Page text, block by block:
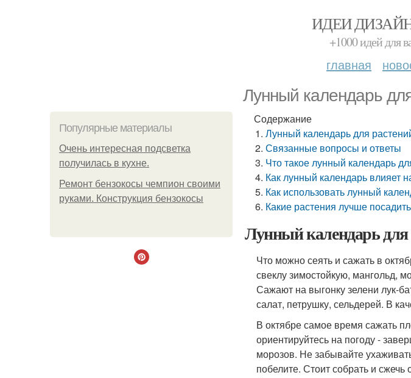
ИДЕИ
+1000 идей для
главная
Лунный календарь
Популярные материалы
Очень интересная подсветка
получилась в кухне.
Ремонт бензокосы чемпион своими
руками. Конструкция бензокосы
Содержание
Лунный календарь для
Связанные вопросы и ответы
Что такое лунный календарь
Как лунный календарь влияет
Как использовать лунный
Какие растения лучше
Лунный календарь для
Что можно сеять и сажать в
свеклу зимостойкую, мангольд,
Сажают на выгонку зелени лук-
салат, петрушку, сельдерей. В
В октябре самое время сажать
ориентируйтесь на погоду -
морозов. Не забывайте
побелите. Стоит собрать и